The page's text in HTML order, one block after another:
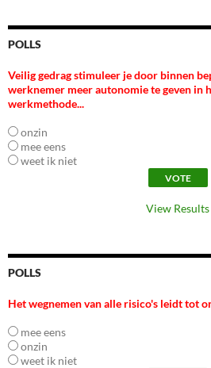
POLLS
Veilig gedrag stimuleer je door binnen
werknemer meer autonomie te geven in
werkmethode...
onzin
mee eens
weet ik niet
View Results
POLLS
Het wegnemen van alle risico's leidt tot
mee eens
onzin
weet ik niet